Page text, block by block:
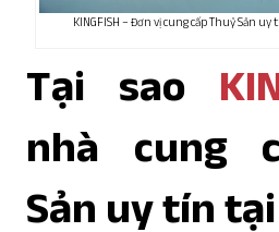
KINGFISH – Đơn vị cung cấp Thuỷ Sản
Tại sao
nhà cung
Sản uy tín tại